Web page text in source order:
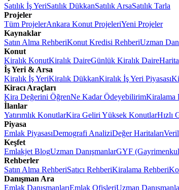
Satılık İş YeriSatılık DükkanSatılık ArsaSatılık Tarla
Projeler
Tüm ProjelerAnkara Konut ProjeleriYeni Projeler
Kaynaklar
Satın Alma RehberiKonut Kredisi RehberiUzman
Konut
Kiralık KonutKiralık DaireGünlük Kiralık Daire
İş Yeri & Arsa
Kiralık İş YeriKiralık DükkanKiralık İş Yeri Piyasası
Kiracı Araçları
Kira Değerini ÖğrenNe Kadar ÖdeyebilirimKiralama
İlanlar
Yatırımlık KonutlarKira Geliri Yüksek KonutlarHızlı
Piyasa
Emlak PiyasasıDemografi AnaliziDeğer Haritaları
Keşfet
Emlakjet BlogUzman DanışmanlarGYF (Gayrimenkul
Rehberler
Satın Alma RehberiSatıcı RehberiKiralama Rehberi
Danışman Ara
Emlak DanışmanlarıEmlak OfisleriUzman